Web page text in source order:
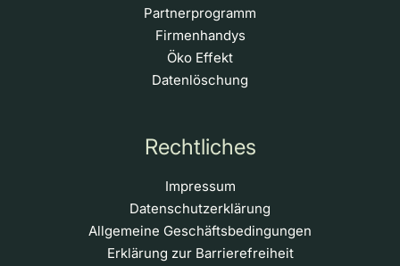
Partnerprogramm
Firmenhandys
Öko Effekt
Datenlöschung
Rechtliches
Impressum
Datenschutzerklärung
Allgemeine Geschäftsbedingungen
Erklärung zur Barrierefreiheit